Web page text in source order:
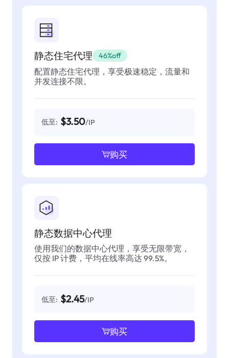
静态住宅代理 46%off
配置静态住宅代理，享受极速稳定，流量和
并发连接不限。
低至: $3.50/IP
购买
静态数据中心代理
使用我们的数据中心代理，享受无限带宽，
仅按 IP 计费，平均在线率高达 99.5%。
低至: $2.45/IP
购买